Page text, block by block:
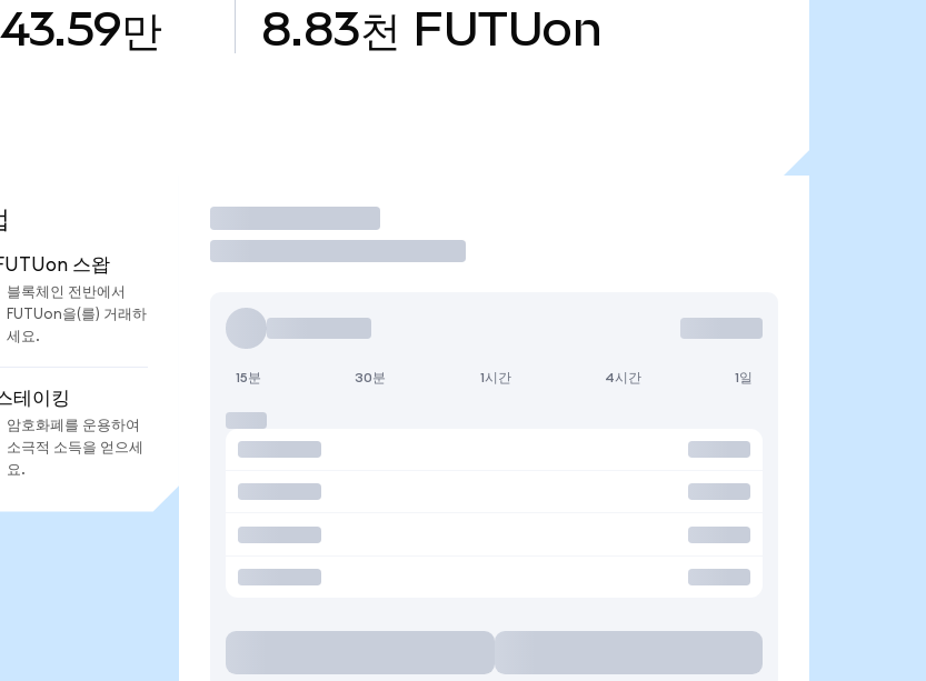
만 8.83천 FUTUon
스왑
블록체인 전반에서
FUTUon을(를) 거래하
세요.
테이킹
암호화폐를 운용하여
소극적 소득을 얻으세
요.
거래
15분 30분 1시간 4시간 1일